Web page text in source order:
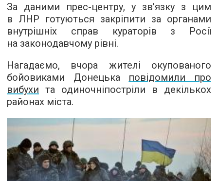
За даними прес-центру, у зв’язку з цим
в ЛНР готуються закріпити за органами
внутрішніх справ кураторів з Росії
на законодавчому рівні.
Нагадаємо, вчора жителі окупованого
бойовиками Донецька повідомили про
вибухи та одиночніпостріли в декількох
районах міста.